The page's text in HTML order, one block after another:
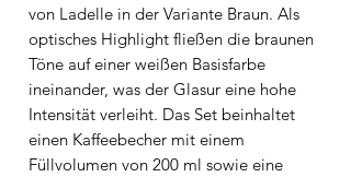
von Ladelle in der Variante Braun. Als
optisches Highlight fließen die braunen
Töne auf einer weißen Basisfarbe
ineinander, was der Glasur eine hohe
Intensität verleiht. Das Set beinhaltet
einen Kaffeebecher mit einem
Füllvolumen von 200 ml sowie eine